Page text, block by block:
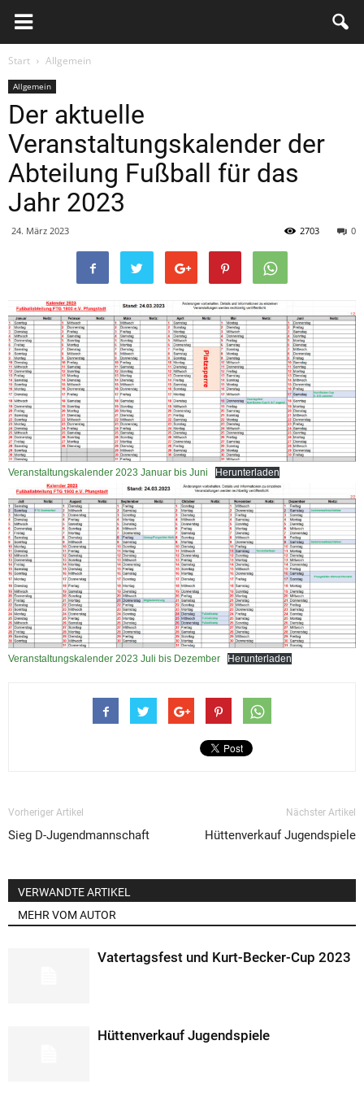
FTG
Pfungstadt
Start Allgemein
Allgemein
Der aktuelle
Veranstaltungskalender der
Abteilung Fußball für das
Jahr 2023
24. März 2023 0
2703
Veranstaltungskalender 2023 Januar bis Juni Herunterladen
Veranstaltungskalender 2023 Juli bis Dezember Herunterladen
Vorheriger Artikel
Sieg D-Jugendmannschaft
Nächster Artikel
Hüttenverkauf Jugendspiele
VERWANDTE ARTIKEL
MEHR VOM AUTOR
Vatertagsfest und Kurt-Becker-Cup 2023
Hüttenverkauf Jugendspiele